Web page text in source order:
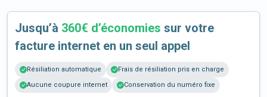
Jusqu’à 360€ d’économies sur votre
facture internet en un seul appel
Résiliation automatique
Frais de résiliation pris en charge
Aucune coupure internet
Conservation du numéro fixe